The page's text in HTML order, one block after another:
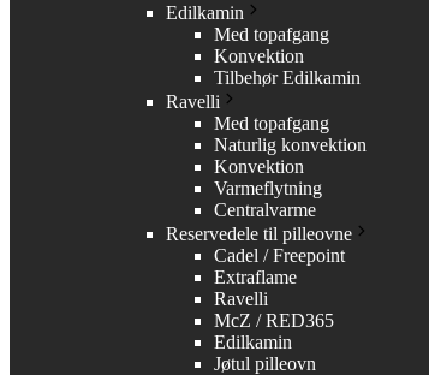
Edilkamin
Med topafgang
Konvektion
Tilbehør Edilkamin
Ravelli
Med topafgang
Naturlig konvektion
Konvektion
Varmeflytning
Centralvarme
Reservedele til pilleovne
Cadel / Freepoint
Extraflame
Ravelli
McZ / RED365
Edilkamin
Jøtul pilleovn